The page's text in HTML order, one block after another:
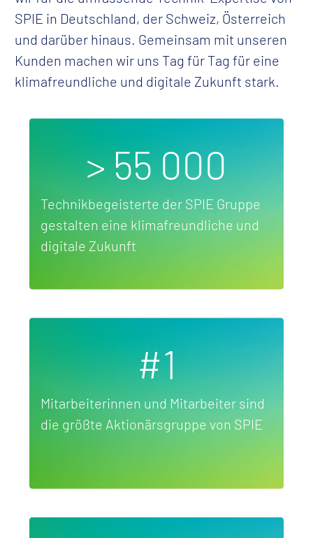
SPIE in Deutschland, der Schweiz, Österreich
und darüber hinaus. Gemeinsam mit unseren
Kunden machen wir uns Tag für Tag für eine
klimafreundliche und digitale Zukunft stark. ​
> 55 000
Technikbegeisterte der SPIE Gruppe
gestalten eine klimafreundliche und
digitale Zukunft
#1
Mitarbeiterinnen und Mitarbeiter sind
die größte Aktionärsgruppe von SPIE